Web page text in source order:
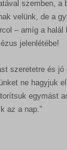
szemben, a
velünk, de a
– amíg a halál
jelenlétébe!
szeretetre és
ne hagyjuk
egymást
az a nap.”